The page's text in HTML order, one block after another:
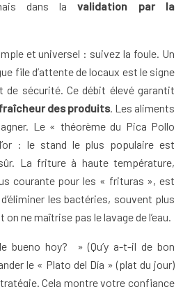
dans lavalidation par la
et universel : suivez la foule. Un
file d’attente de locaux est le signe
de sécurité. Ce débit élevé garantit
des produits. Les aliments
Le « théorème du Pica Pollo
: le stand le plus populaire est
La friture à haute température,
courante pour les « frituras », est
les bactéries, souvent plus
on ne maîtrise pas le lavage de l’eau.
bueno hoy? » (Qu’y a-t-il de bon
le « Plato del Día » (plat du jour)
Cela montre votre confiance